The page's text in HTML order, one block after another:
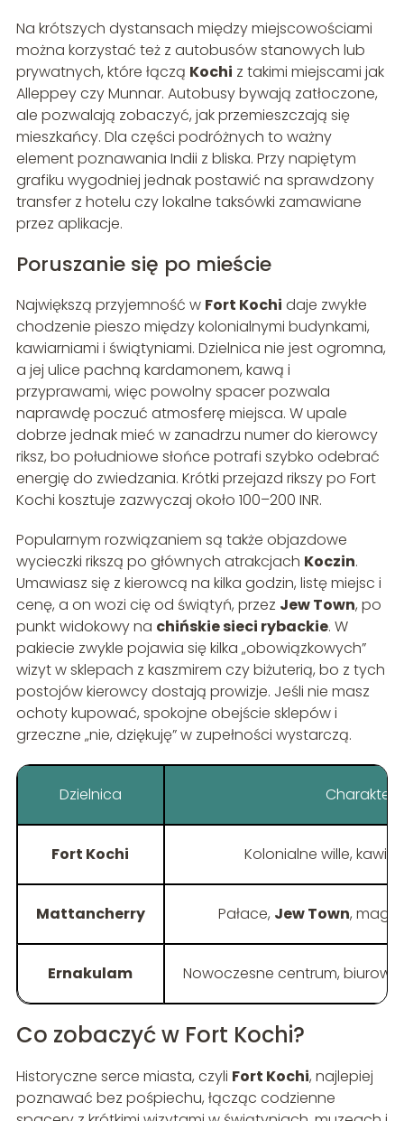
Na krótszych dystansach między miejscowościami
można korzystać też z autobusów stanowych lub
prywatnych, które łączą Kochi z takimi miejscami jak
Alleppey czy Munnar. Autobusy bywają zatłoczone,
ale pozwalają zobaczyć, jak przemieszczają się
mieszkańcy. Dla części podróżnych to ważny
element poznawania Indii z bliska. Przy napiętym
grafiku wygodniej jednak postawić na sprawdzony
transfer z hotelu czy lokalne taksówki zamawiane
przez aplikacje.
Poruszanie się po mieście
Największą przyjemność w Fort Kochi daje zwykłe
chodzenie pieszo między kolonialnymi budynkami,
kawiarniami i świątyniami. Dzielnica nie jest ogromna,
a jej ulice pachną kardamonem, kawą i
przyprawami, więc powolny spacer pozwala
naprawdę poczuć atmosferę miejsca. W upale
dobrze jednak mieć w zanadrzu numer do kierowcy
riksz, bo południowe słońce potrafi szybko odebrać
energię do zwiedzania. Krótki przejazd rikszy po Fort
Kochi kosztuje zazwyczaj około 100–200 INR.
Popularnym rozwiązaniem są także objazdowe
wycieczki rikszą po głównych atrakcjach Koczin.
Umawiasz się z kierowcą na kilka godzin, listę miejsc i
cenę, a on wozi cię od świątyń, przez Jew Town, po
punkt widokowy na chińskie sieci rybackie. W
pakiecie zwykle pojawia się kilka „obowiązkowych”
wizyt w sklepach z kaszmirem czy biżuterią, bo z tych
postojów kierowcy dostają prowizje. Jeśli nie masz
ochoty kupować, spokojne obejście sklepów i
grzeczne „nie, dziękuję” w zupełności wystarczą.
Dzielnica Charakter
Fort Kochi Kolonialne wille,
Mattancherry Pałace, Jew Town,
Ernakulam Nowoczesne centrum,
Co zobaczyć w Fort Kochi?
Historyczne serce miasta, czyli Fort Kochi, najlepiej
poznawać bez pośpiechu, łącząc codzienne